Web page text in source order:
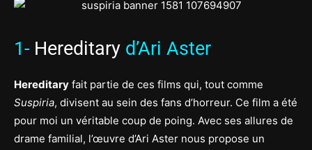
1- Hereditary d’Ari Aster
Hereditary fait partie de ces films qui, tout comme
Suspiria, divisent au sein des fans d’horreur. Ce film a été
pour moi un véritable coup de poing. Avec ses allures de
drame familial, l’œuvre d’Ari Aster nous propose un